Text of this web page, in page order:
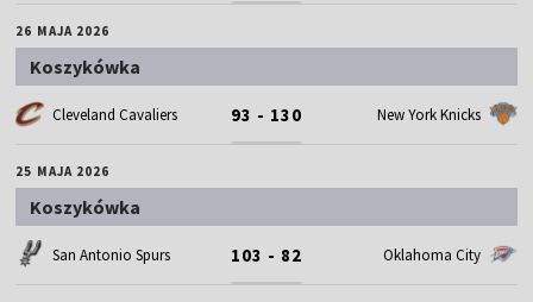
26 MAJA 2026
Koszykówka
Cleveland Cavaliers 93 - 130 New York Knicks
25 MAJA 2026
Koszykówka
San Antonio Spurs 103 - 82 Oklahoma City